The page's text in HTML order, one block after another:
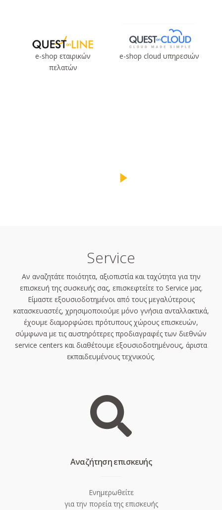
e-shop εταιρικών
πελατών
e-shop cloud υπηρεσιών
Service
Αν αναζητάτε ποιότητα, αξιοπιστία και ταχύτητα για την
επισκευή της συσκευής σας, επισκεφτείτε το Service μας.
Είμαστε εξουσιοδοτημένοι από τους μεγαλύτερους
κατασκευαστές, χρησιμοποιούμε μόνο γνήσια ανταλλακτικά,
έχουμε διαμορφώσει πρότυπους χώρους επισκευών,
σύμφωνα με τις αυστηρότερες προδιαγραφές των διεθνών
service centers και διαθέτουμε εξουσιοδοτημένους, άριστα
εκπαιδευμένους τεχνικούς.
Aναζήτηση επισκευής
Ενημερωθείτε
για την πορεία της επισκευής